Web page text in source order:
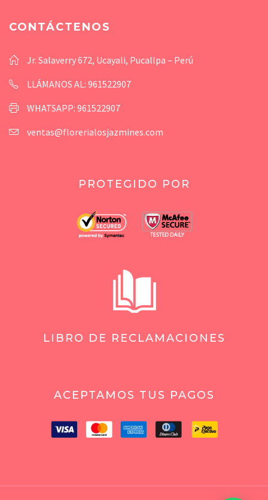
CONTÁCTENOS
Jr. Salaverry 672, Ucayali, Pucallpa – Perú
LLÁMANOS AL: 961522907
WHATSAPP: 961522907
ventas@florerialosjazmines.com
PROTEGIDO POR
LIBRO DE RECLAMACIONES
ACEPTAMOS TUS PAGOS